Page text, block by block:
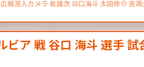
報潜入カメラ 星雄次 谷口海斗 太田修介 吉
ビア 戦 谷口 海斗 選手 試